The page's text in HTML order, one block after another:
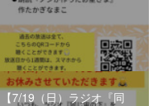
【7/19（日）ラジオ『同